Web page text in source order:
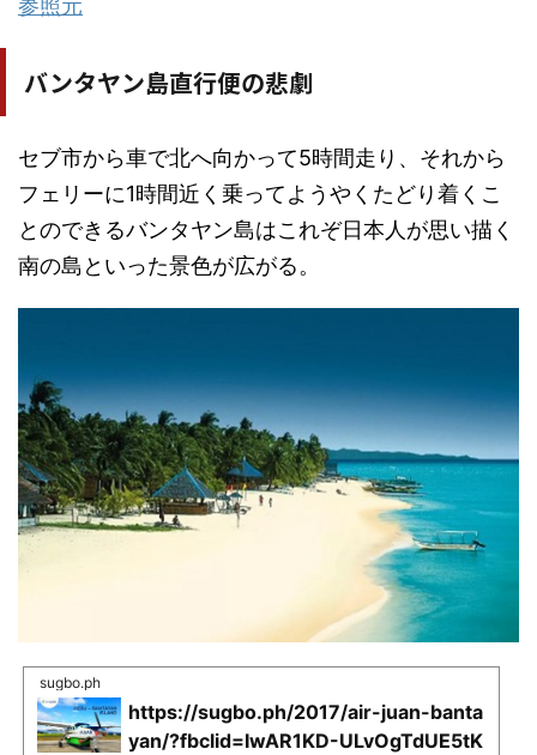
参照元
バンタヤン島直行便の悲劇
セブ市から車で北へ向かって5時間走り、それから
フェリーに1時間近く乗ってようやくたどり着くこ
とのできるバンタヤン島はこれぞ日本人が思い描く
南の島といった景色が広がる。
sugbo.ph
https://sugbo.ph/2017/air-juan-banta
yan/?fbclid=IwAR1KD-ULvOgTdUE5tK